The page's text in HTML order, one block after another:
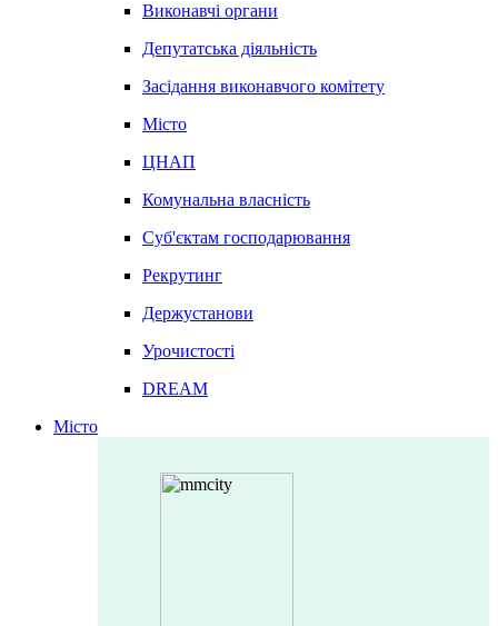
Виконавчі органи
Депутатська діяльність
Засідання виконавчого комітету
Місто
ЦНАП
Комунальна власність
Суб'єктам господарювання
Рекрутинг
Держустанови
Урочистості
DREAM
Місто